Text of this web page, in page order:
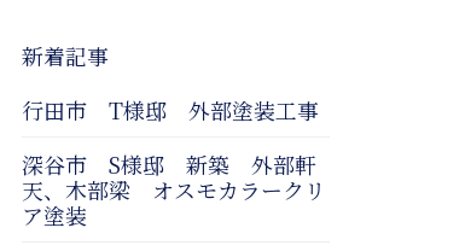
新着記事
行田市 T様邸 外部塗装工事
深谷市 S様邸 新築 外部軒
天、木部梁 オスモカラークリ
ア塗装